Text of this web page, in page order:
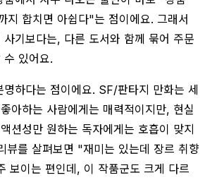
지 합치면 아쉽다"는 점이에요. 그래서
기보다는, 다른 도서와 함께 묶어 주문
수 있어요.
하다는 점이에요. SF/판타지 만화는 세
아하는 사람에게는 매력적이지만, 현실
션성만 원하는 독자에게는 호흡이 맞지
뷰를 살펴보면 "재미는 있는데 장르 취향
보이는 편인데, 이 작품군도 크게 다르